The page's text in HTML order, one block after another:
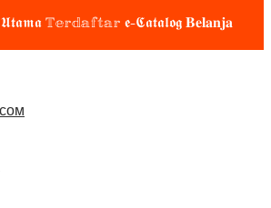
𝕋𝕖𝕣𝕕𝕒𝕗𝕥𝕒𝕣 𝖊-𝕮𝖆𝖙𝖆𝖑𝖔𝖌 𝐁𝐞𝐥𝐚𝐧𝐣𝐚